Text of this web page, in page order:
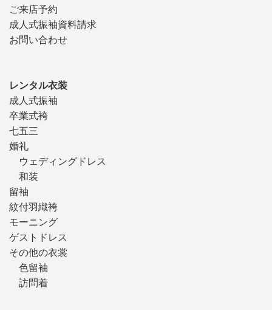
ご来店予約
成人式振袖資料請求
お問い合わせ
レンタル衣装
成人式振袖
卒業式袴
七五三
婚礼
ウェディングドレス
和装
留袖
紋付羽織袴
モーニング
ゲストドレス
その他の衣裳
色留袖
訪問着